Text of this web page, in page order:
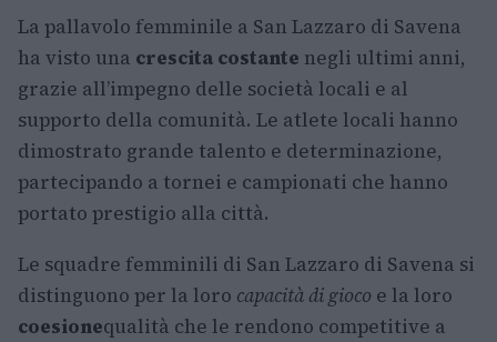
La pallavolo femminile a San Lazzaro di Savena
ha visto una crescita costante negli ultimi anni,
grazie all’impegno delle società locali e al
supporto della comunità. Le atlete locali hanno
dimostrato grande talento e determinazione,
partecipando a tornei e campionati che hanno
portato prestigio alla città.
Le squadre femminili di San Lazzaro di Savena si
distinguono per la loro capacità di gioco e la loro
coesionequalità che le rendono competitive a